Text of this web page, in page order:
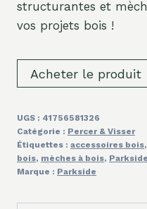
structurantes et
vos projets bois !
Acheter le produit
UGS : 41756581326
Catégorie : Percer & Visser
Étiquettes : accessoires bois,
bois, mèches à bois, Parkside
Marque : Parkside